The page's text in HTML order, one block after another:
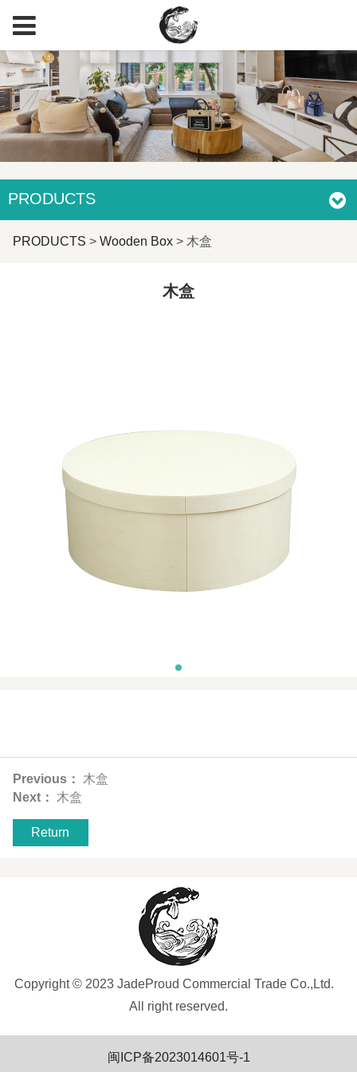
PRODUCTS
木盒
PRODUCTS > Wooden Box> 木盒
木盒
Previous： 木盒
Next： 木盒
Return
Copyright © 2023 JadeProud Commercial Trade Co.,Ltd.
All right reserved.
闽ICP备2023014601号-1